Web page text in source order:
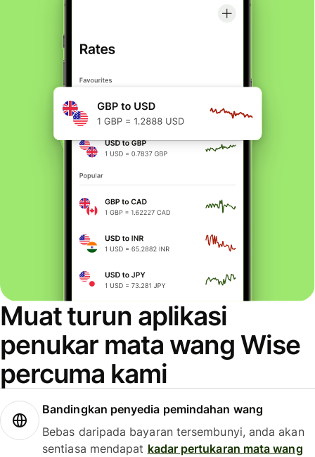
Muat turun aplikasi
penukar mata wang Wise
percuma kami
Bandingkan penyedia pemindahan wang
Bebas daripada bayaran tersembunyi, anda akan
sentiasa mendapat kadar pertukaran mata wang